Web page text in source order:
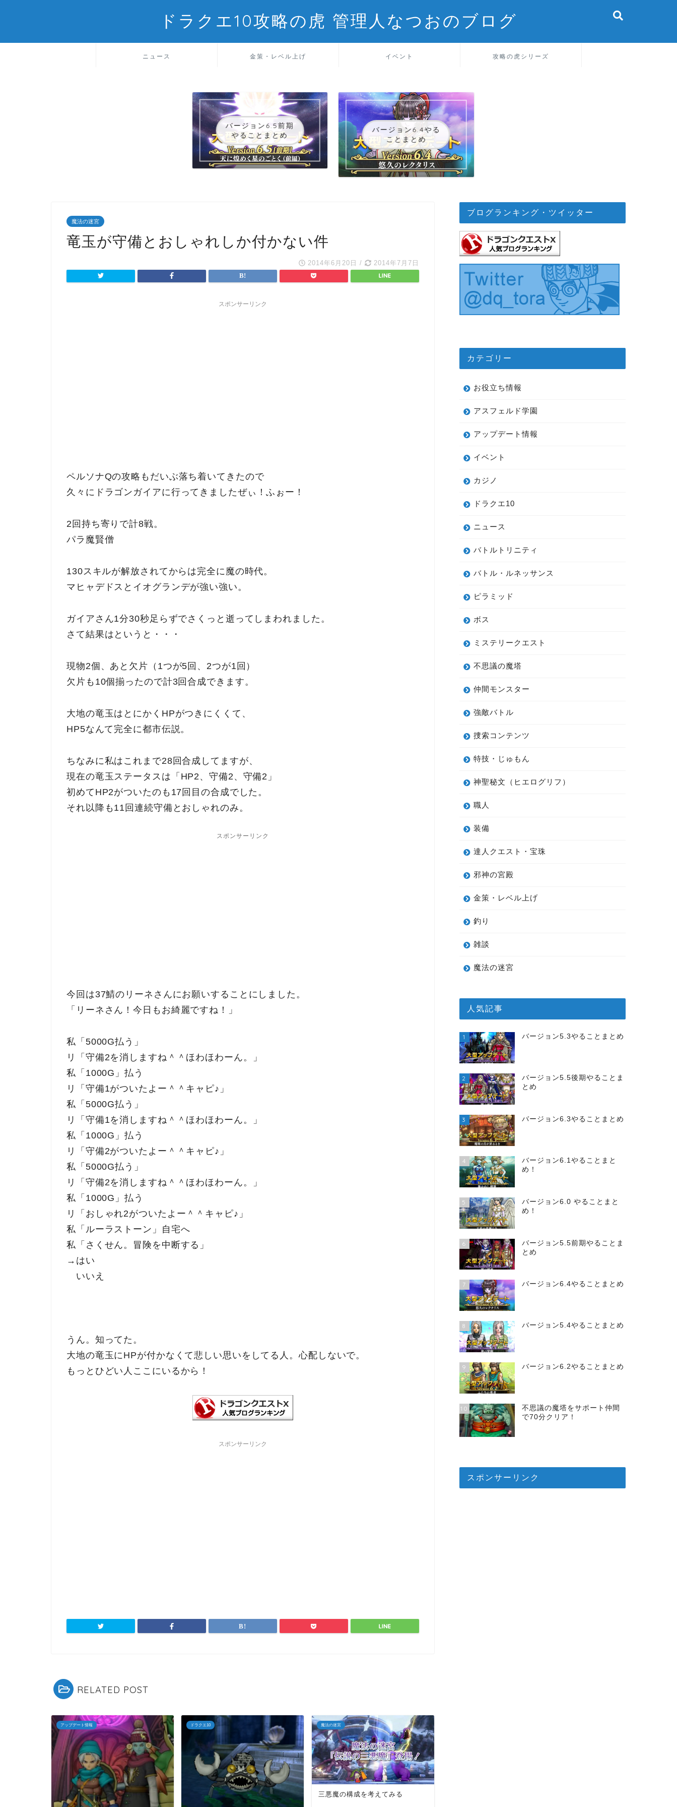
ドラクエ10攻略の虎 管理人なつおのブログ
ニュース 金策・レベル上げ イベント 攻略の虎シリーズ
バージョン6.5前期
やることまとめ
バージョン6.4やる
ことまとめ
魔法の迷宮
竜玉が守備とおしゃれしか付かない件
2014年6月20日 / 2014年7月7日
スポンサーリンク
ペルソナQの攻略もだいぶ落ち着いてきたので
久々にドラゴンガイアに行ってきましたぜぃ！ふぉー！
2回持ち寄りで計8戦。
パラ魔賢僧
130スキルが解放されてからは完全に魔の時代。
マヒャデドスとイオグランデが強い強い。
ガイアさん1分30秒足らずでさくっと逝ってしまわれました。
さて結果はというと・・・
現物2個、あと欠片（1つが5回、2つが1回）
欠片も10個揃ったので計3回合成できます。
大地の竜玉はとにかくHPがつきにくくて、
HP5なんて完全に都市伝説。
ちなみに私はこれまで28回合成してますが、
現在の竜玉ステータスは「HP2、守備2、守備2」
初めてHP2がついたのも17回目の合成でした。
それ以降も11回連続守備とおしゃれのみ。
スポンサーリンク
今回は37鯖のリーネさんにお願いすることにしました。
「リーネさん！今日もお綺麗ですね！」
私「5000G払う」
リ「守備2を消しますね＾＾ほわほわーん。」
私「1000G」払う
リ「守備1がついたよー＾＾キャピ♪」
私「5000G払う」
リ「守備1を消しますね＾＾ほわほわーん。」
私「1000G」払う
リ「守備2がついたよー＾＾キャピ♪」
私「5000G払う」
リ「守備2を消しますね＾＾ほわほわーん。」
私「1000G」払う
リ「おしゃれ2がついたよー＾＾キャピ♪」
私「ルーラストーン」自宅へ
私「さくせん。冒険を中断する」
→はい
いいえ
うん。知ってた。
大地の竜玉にHPが付かなくて悲しい思いをしてる人。心配しないで。
もっとひどい人ここにいるから！
スポンサーリンク
RELATED POST
アップデート情報 ドラクエ10 魔法の迷宮
三悪魔の構成を考えてみる
ブログランキング・ツイッター
カテゴリー
お役立ち情報
アスフェルド学園
アップデート情報
イベント
カジノ
ドラクエ10
ニュース
バトルトリニティ
バトル・ルネッサンス
ピラミッド
ボス
ミステリークエスト
不思議の魔塔
仲間モンスター
強敵バトル
捜索コンテンツ
特技・じゅもん
神聖秘文（ヒエログリフ）
職人
装備
達人クエスト・宝珠
邪神の宮殿
金策・レベル上げ
釣り
雑談
魔法の迷宮
人気記事
1 バージョン5.3やることまとめ
2
バージョン5.5後期やることま
とめ
3 バージョン6.3やることまとめ
4
バージョン6.1やることまと
め！
5
バージョン6.0 やることまと
め！
6
バージョン5.5前期やることま
とめ
7 バージョン6.4やることまとめ
8 バージョン5.4やることまとめ
9 バージョン6.2やることまとめ
10
不思議の魔塔をサポート仲間
で70分クリア！
スポンサーリンク